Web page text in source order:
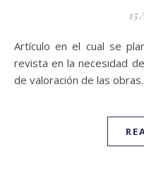
15
Artículo en el cual se plantea el plan programático de la
revista en la necesidad
de valoración de las obras.